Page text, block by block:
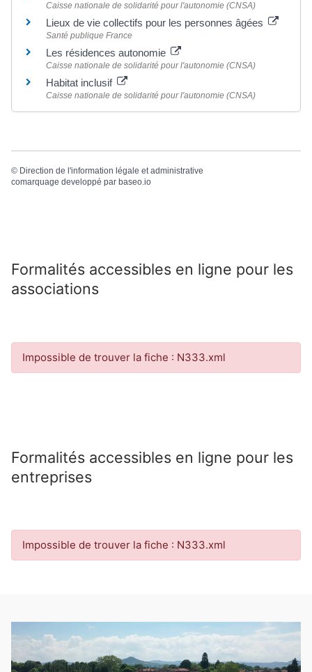
Caisse nationale de solidarité pour l'autonomie (CNSA)
Lieux de vie collectifs pour les personnes âgées
Santé publique France
Les résidences autonomie
Caisse nationale de solidarité pour l'autonomie (CNSA)
Habitat inclusif
Caisse nationale de solidarité pour l'autonomie (CNSA)
© Direction de l'information légale et administrative
comarquage developpé par baseo.io
Formalités accessibles en ligne pour les
associations
Impossible de trouver la fiche : N333.xml
Formalités accessibles en ligne pour les
entreprises
Impossible de trouver la fiche : N333.xml